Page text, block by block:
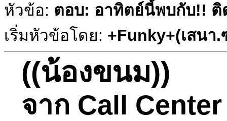
หัวข้อ: ตอบ: อาทิตย์นี้พบกับ!! ติ
เริ่มหัวข้อโดย: +Funky+(เสนา
((น้องขนม))
จาก Call